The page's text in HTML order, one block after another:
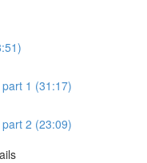
1 (31:17)
2 (23:09)